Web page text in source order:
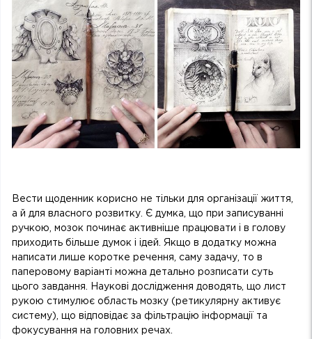
Вести щоденник корисно не тільки для організації життя,
а й для власного розвитку. Є думка, що при записуванні
ручкою, мозок починає активніше працювати і в голову
приходить більше думок і ідей. Якщо в додатку можна
написати лише коротке речення, саму задачу, то в
паперовому варіанті можна детально розписати суть
цього завдання. Наукові дослідження доводять, що лист
рукою стимулює область мозку (ретикулярну активує
систему), що відповідає за фільтрацію інформації та
фокусування на головних речах.